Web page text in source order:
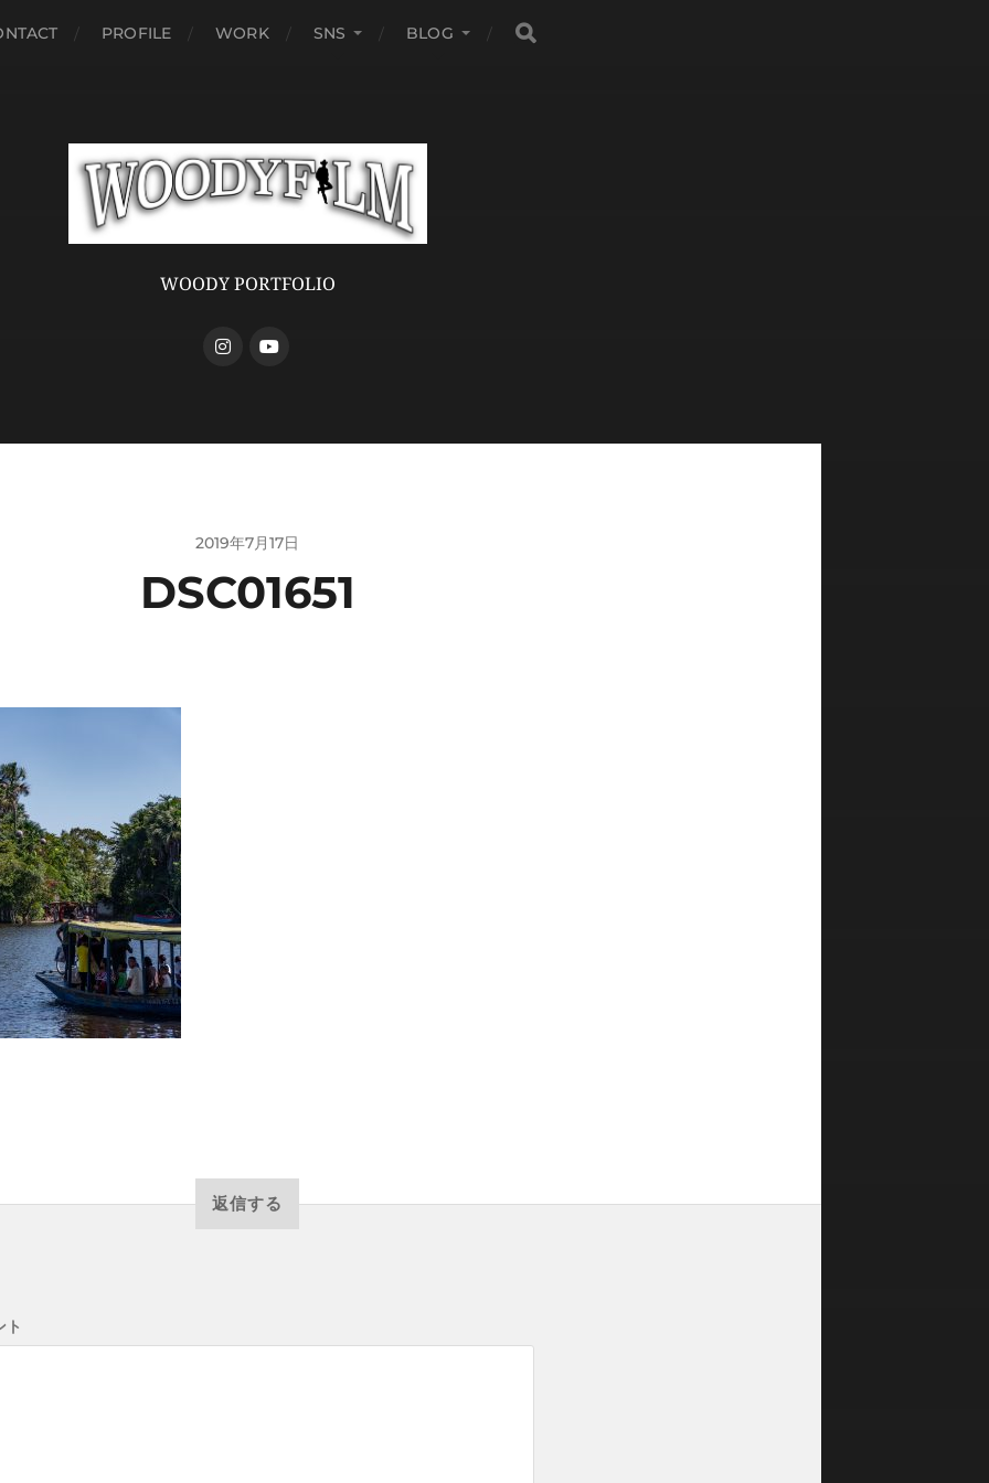
PROFILE WORK SNS BLOG
WOODY PORTFOLIO
2019年7月17日
DSC01651
返信する
ト